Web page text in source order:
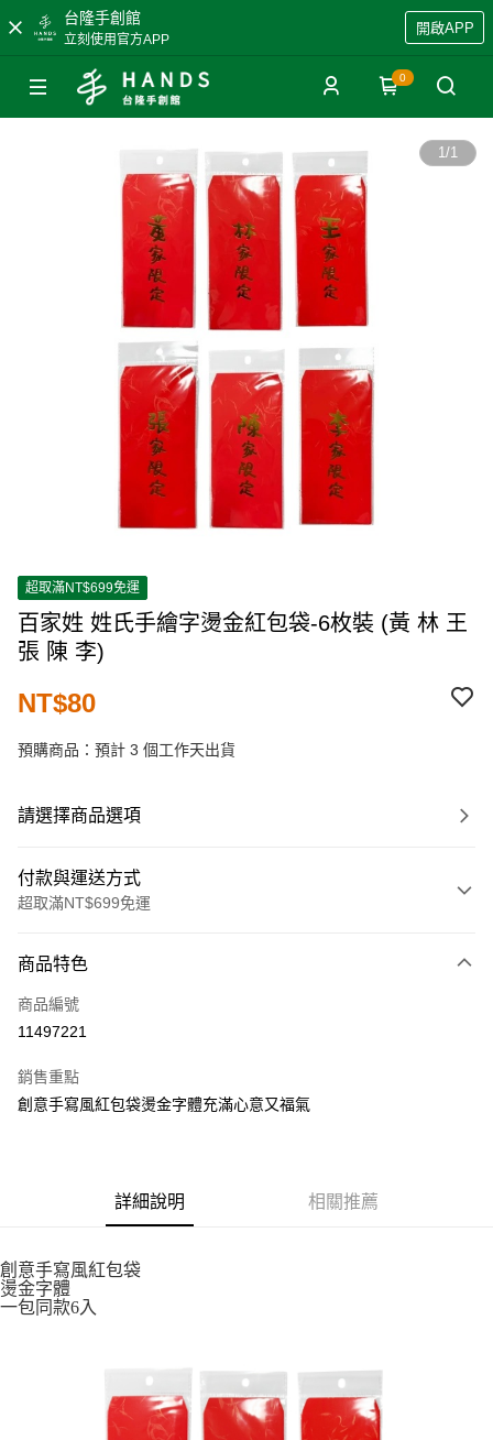
台隆手創館
立刻使用官方APP
開啟APP
0
1/1
超取滿NT$699免運
百家姓 姓氏手繪字燙金紅包袋-6枚裝 (黃 林 王
張 陳 李)
NT$80
預購商品：預計 3 個工作天出貨
請選擇商品選項
付款與運送方式
超取滿NT$699免運
信用卡一次付款
超商取貨付款
街口支付
AFTEE先享後付
【關於「AFTEE先享後付」】
AFTEE先享後付是「在收到商品之後才付款」的支付方式。 讓您購物簡單
便利好安心！
３．安心：先確認商品／服務後，再付款。
【「AFTEE先享後付」結帳流程】
１．於結帳方式選擇「AFTEE先享後付」後，將跳轉至「AFTEE先享後付」
ATM付款
每筆NT$60，滿NT$699(含以上)免運費
商品特色
商品編號
11497221
銷售重點
創意手寫風紅包袋燙金字體充滿心意又福氣
詳細說明 相關推薦
創意手寫風紅包袋
燙金字體
一包同款6入